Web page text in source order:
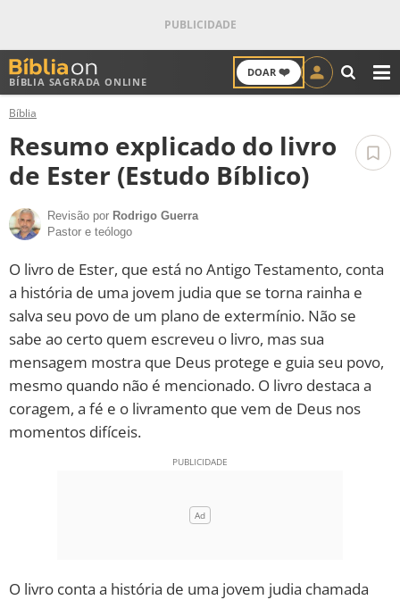
BÍBLIA SAGRADA ONLINE
DOAR ❤️
ANTIGO TESTAMENTO
NOVO TESTAMENTO
VERSÍCULOS
PALAVRA DO DIA
SALMO DO DIA
DEVOCIONAL DIÁRIO
10 MANDAMENTOS
Bíblia
Resumo explicado do livro
de Ester (Estudo Bíblico)
Revisão por Rodrigo Guerra
Pastor e teólogo
O livro de Ester, que está no Antigo Testamento, conta
a história de uma jovem judia que se torna rainha e
salva seu povo de um plano de extermínio. Não se
sabe ao certo quem escreveu o livro, mas sua
mensagem mostra que Deus protege e guia seu povo,
mesmo quando não é mencionado. O livro destaca a
coragem, a fé e o livramento que vem de Deus nos
momentos difíceis.
O livro conta a história de uma jovem judia chamada